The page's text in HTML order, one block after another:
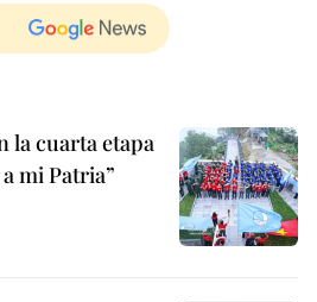
la cuarta etapa
mi Patria”